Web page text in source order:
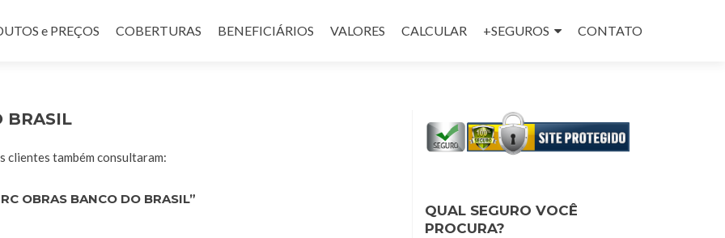
e PREÇOS COBERTURAS BENEFICIÁRIOS VALORES CALCULAR +SEGUROS CONTATO
BRASIL
clientes também consultaram:
OBRAS BANCO DO BRASIL”
QUAL SEGURO VOCÊ
PROCURA?